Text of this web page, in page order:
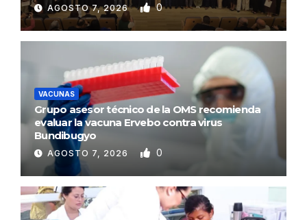
AGOSTO 7, 2026 0
VACUNAS
Grupo asesor técnico de la OMS recomienda
evaluar la vacuna Ervebo contra virus
Bundibugyo
AGOSTO 7, 2026 0